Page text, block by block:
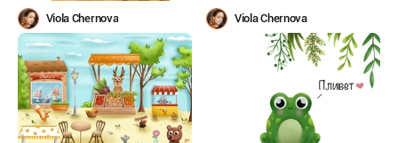
Viola Chernova Viola Chernova